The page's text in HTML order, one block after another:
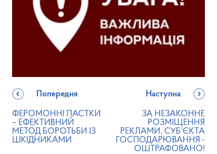
Попередня
ФЕРОМОННІ ПАСТКИ
– ЕФЕКТИВНИЙ
МЕТОД БОРОТЬБИ ІЗ
ШКІДНИКАМИ
Наступна
ЗА НЕЗАКОННЕ
РОЗМІЩЕННЯ
РЕКЛАМИ, СУБ’ЄКТА
ГОСПОДАРЮВАННЯ -
ОШТРАФОВАНО!